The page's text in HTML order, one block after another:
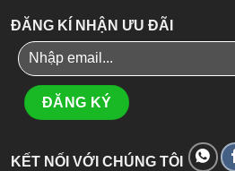
ĐĂNG KÍ NHẬN ƯU ĐÃI
KẾT NỐI VỚI CHÚNG TÔI